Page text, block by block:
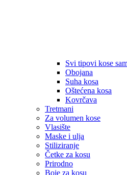
Svi tipovi kose
Obojana
Suha kosa
Oštećena kosa
Kovrčava
Tretmani
Za volumen kose
Vlasište
Maske i ulja
Stiliziranje
Četke za kosu
Prirodno
Boje za kosu